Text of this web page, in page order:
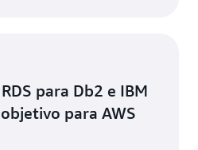
para Db2 e IBM
para AWS